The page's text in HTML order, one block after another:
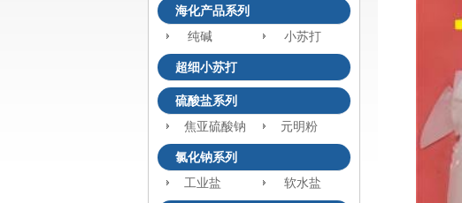
海化产品系列
纯碱 小苏打
超细小苏打
硫酸盐系列
焦亚硫酸钠 元明粉
氯化钠系列
工业盐 软水盐